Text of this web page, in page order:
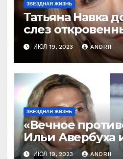
ЗВЕЗДНАЯ ЖИЗНЬ
Татьяна Навка
слез
признанием об
Домниной! Ну и
ИЮЛ 19, 2023 ANDRII
ЗВЕЗДНАЯ ЖИЗНЬ
«Вечное
Ильи Авербуха
Тутберидзе.
ИЮЛ 19, 2023 ANDRII